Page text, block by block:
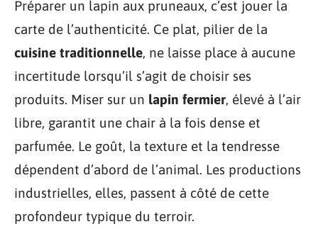
Préparer un lapin aux pruneaux, c’est jouer la
carte de l’authenticité. Ce plat, pilier de la
cuisine traditionnelle, ne laisse place à aucune
incertitude lorsqu’il s’agit de choisir ses
produits. Miser sur un lapin fermier, élevé à l’air
libre, garantit une chair à la fois dense et
parfumée. Le goût, la texture et la tendresse
dépendent d’abord de l’animal. Les productions
industrielles, elles, passent à côté de cette
profondeur typique du terroir.